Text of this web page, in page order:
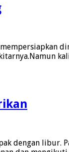
dengan libur.